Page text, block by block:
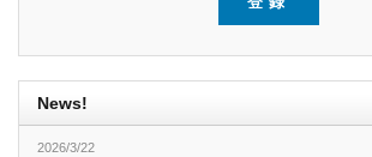
News!
2026/3/22